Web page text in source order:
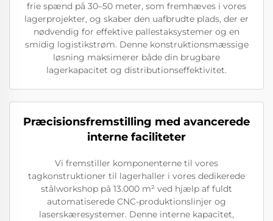
frie spænd på 30–50 meter, som fremhæves i vores
lagerprojekter, og skaber den uafbrudte plads, der er
nødvendig for effektive pallestaksystemer og en
smidig logistikstrøm. Denne konstruktionsmæssige
løsning maksimerer både din brugbare
lagerkapacitet og distributionseffektivitet.
Præcisionsfremstilling med avancerede
interne faciliteter
Vi fremstiller komponenterne til vores
tagkonstruktioner til lagerhaller i vores dedikerede
stålworkshop på 13.000 m² ved hjælp af fuldt
automatiserede CNC-produktionslinjer og
laserskæresystemer. Denne interne kapacitet,